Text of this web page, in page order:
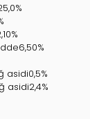
asidi0,5%
asidi2,4%